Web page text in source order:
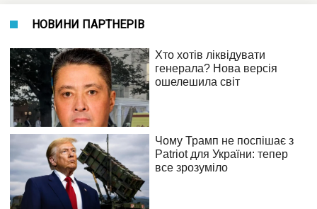
НОВИНИ ПАРТНЕРІВ